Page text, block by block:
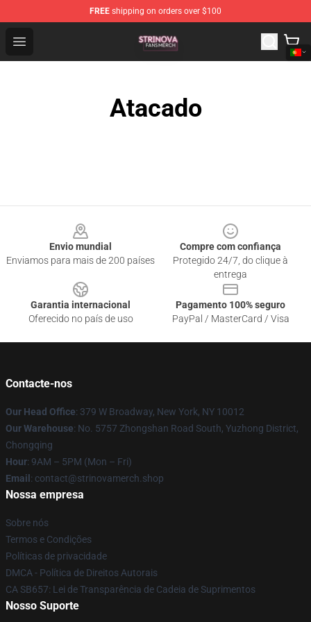
FREE shipping on orders over $100
Open menu
Strinova Shop - Official Strinova Merchandise Store
Atacado
Envio mundial
Enviamos para mais de 200 países
Compre com confiança
Protegido 24/7, do clique à
entrega
Garantia internacional
Oferecido no país de uso
Pagamento 100% seguro
PayPal / MasterCard / Visa
Contacte-nos
Our Head Office: 379 W Broadway, New York, NY 10012
Our Warehouse: No. 5757 Zhongshan Road South, Yuzhong District,
Chongqing
Hour: 9AM – 5PM (Mon – Fri)
Email : contact@strinovamerch.shop
Nossa empresa
Sobre nós
Termos e Condições
Políticas de privacidade
DMCA - Política de Direitos Autorais
CA SB657: Lei de Transparência de Cadeia de Suprimentos
Nosso Suporte